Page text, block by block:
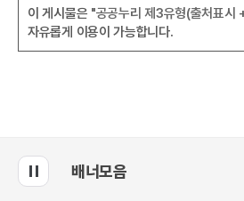
이 게시물은 "공공누리 제3유형(출처표시
자유롭게 이용이 가능합니다.
배너모음